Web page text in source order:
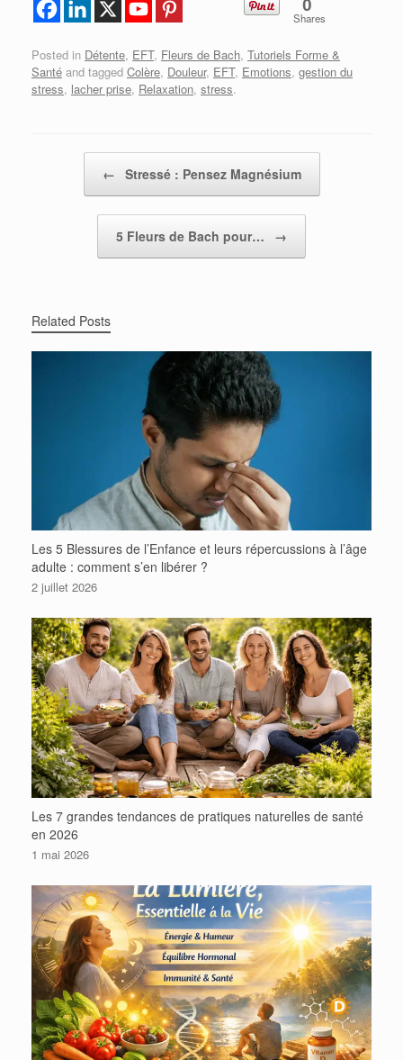
0
Shares
Posted in Détente, EFT, Fleurs de Bach, Tutoriels Forme &
Santé and tagged Colère, Douleur, EFT, Emotions, gestion du
stress, lacher prise, Relaxation, stress.
Post navigation
← Stressé : Pensez Magnésium
5 Fleurs de Bach pour… →
Related Posts
Les 5 Blessures de l’Enfance et leurs répercussions à l’âge
adulte : comment s’en libérer ?
2 juillet 2026
Les 7 grandes tendances de pratiques naturelles de santé
en 2026
1 mai 2026